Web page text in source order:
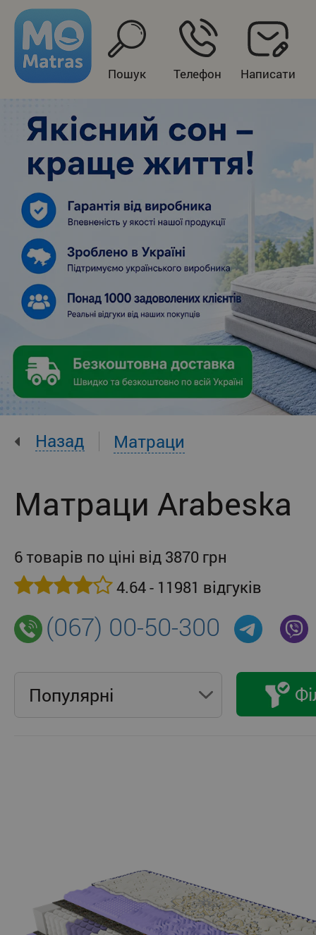
Пошук Телефон Написати
Назад Матраци
Матраци Arabeska
6 товарів по ціні від 3870 грн
4.64 - 11981 відгуків
(067) 00-50-300
Популярнi